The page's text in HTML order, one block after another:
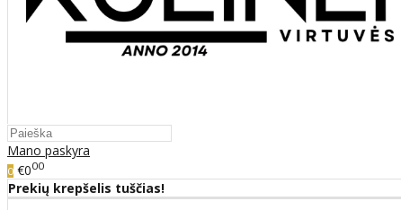
Mano paskyra
0 €000
Prekių krepšelis tuščias!